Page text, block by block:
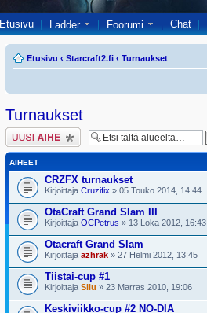
Etusivu Ladder Foorumi Chat
Etusivu ‹ Starcraft2.fi ‹ Turnaukset
Turnaukset
Lähetä uusi viesti
AIHEET
CRZFX turnaukset
Kirjoittaja Cruzifix » 05 Touko 2014, 14:44
OtaCraft Grand Slam III
Kirjoittaja OCPetrus » 13 Loka 2012, 16:43
Otacraft Grand Slam
Kirjoittaja azhrak » 27 Helmi 2012, 13:45
Tiistai-cup #1
Kirjoittaja Silu » 23 Marras 2010, 19:06
Keskiviikko-cup #2 NO-DIA